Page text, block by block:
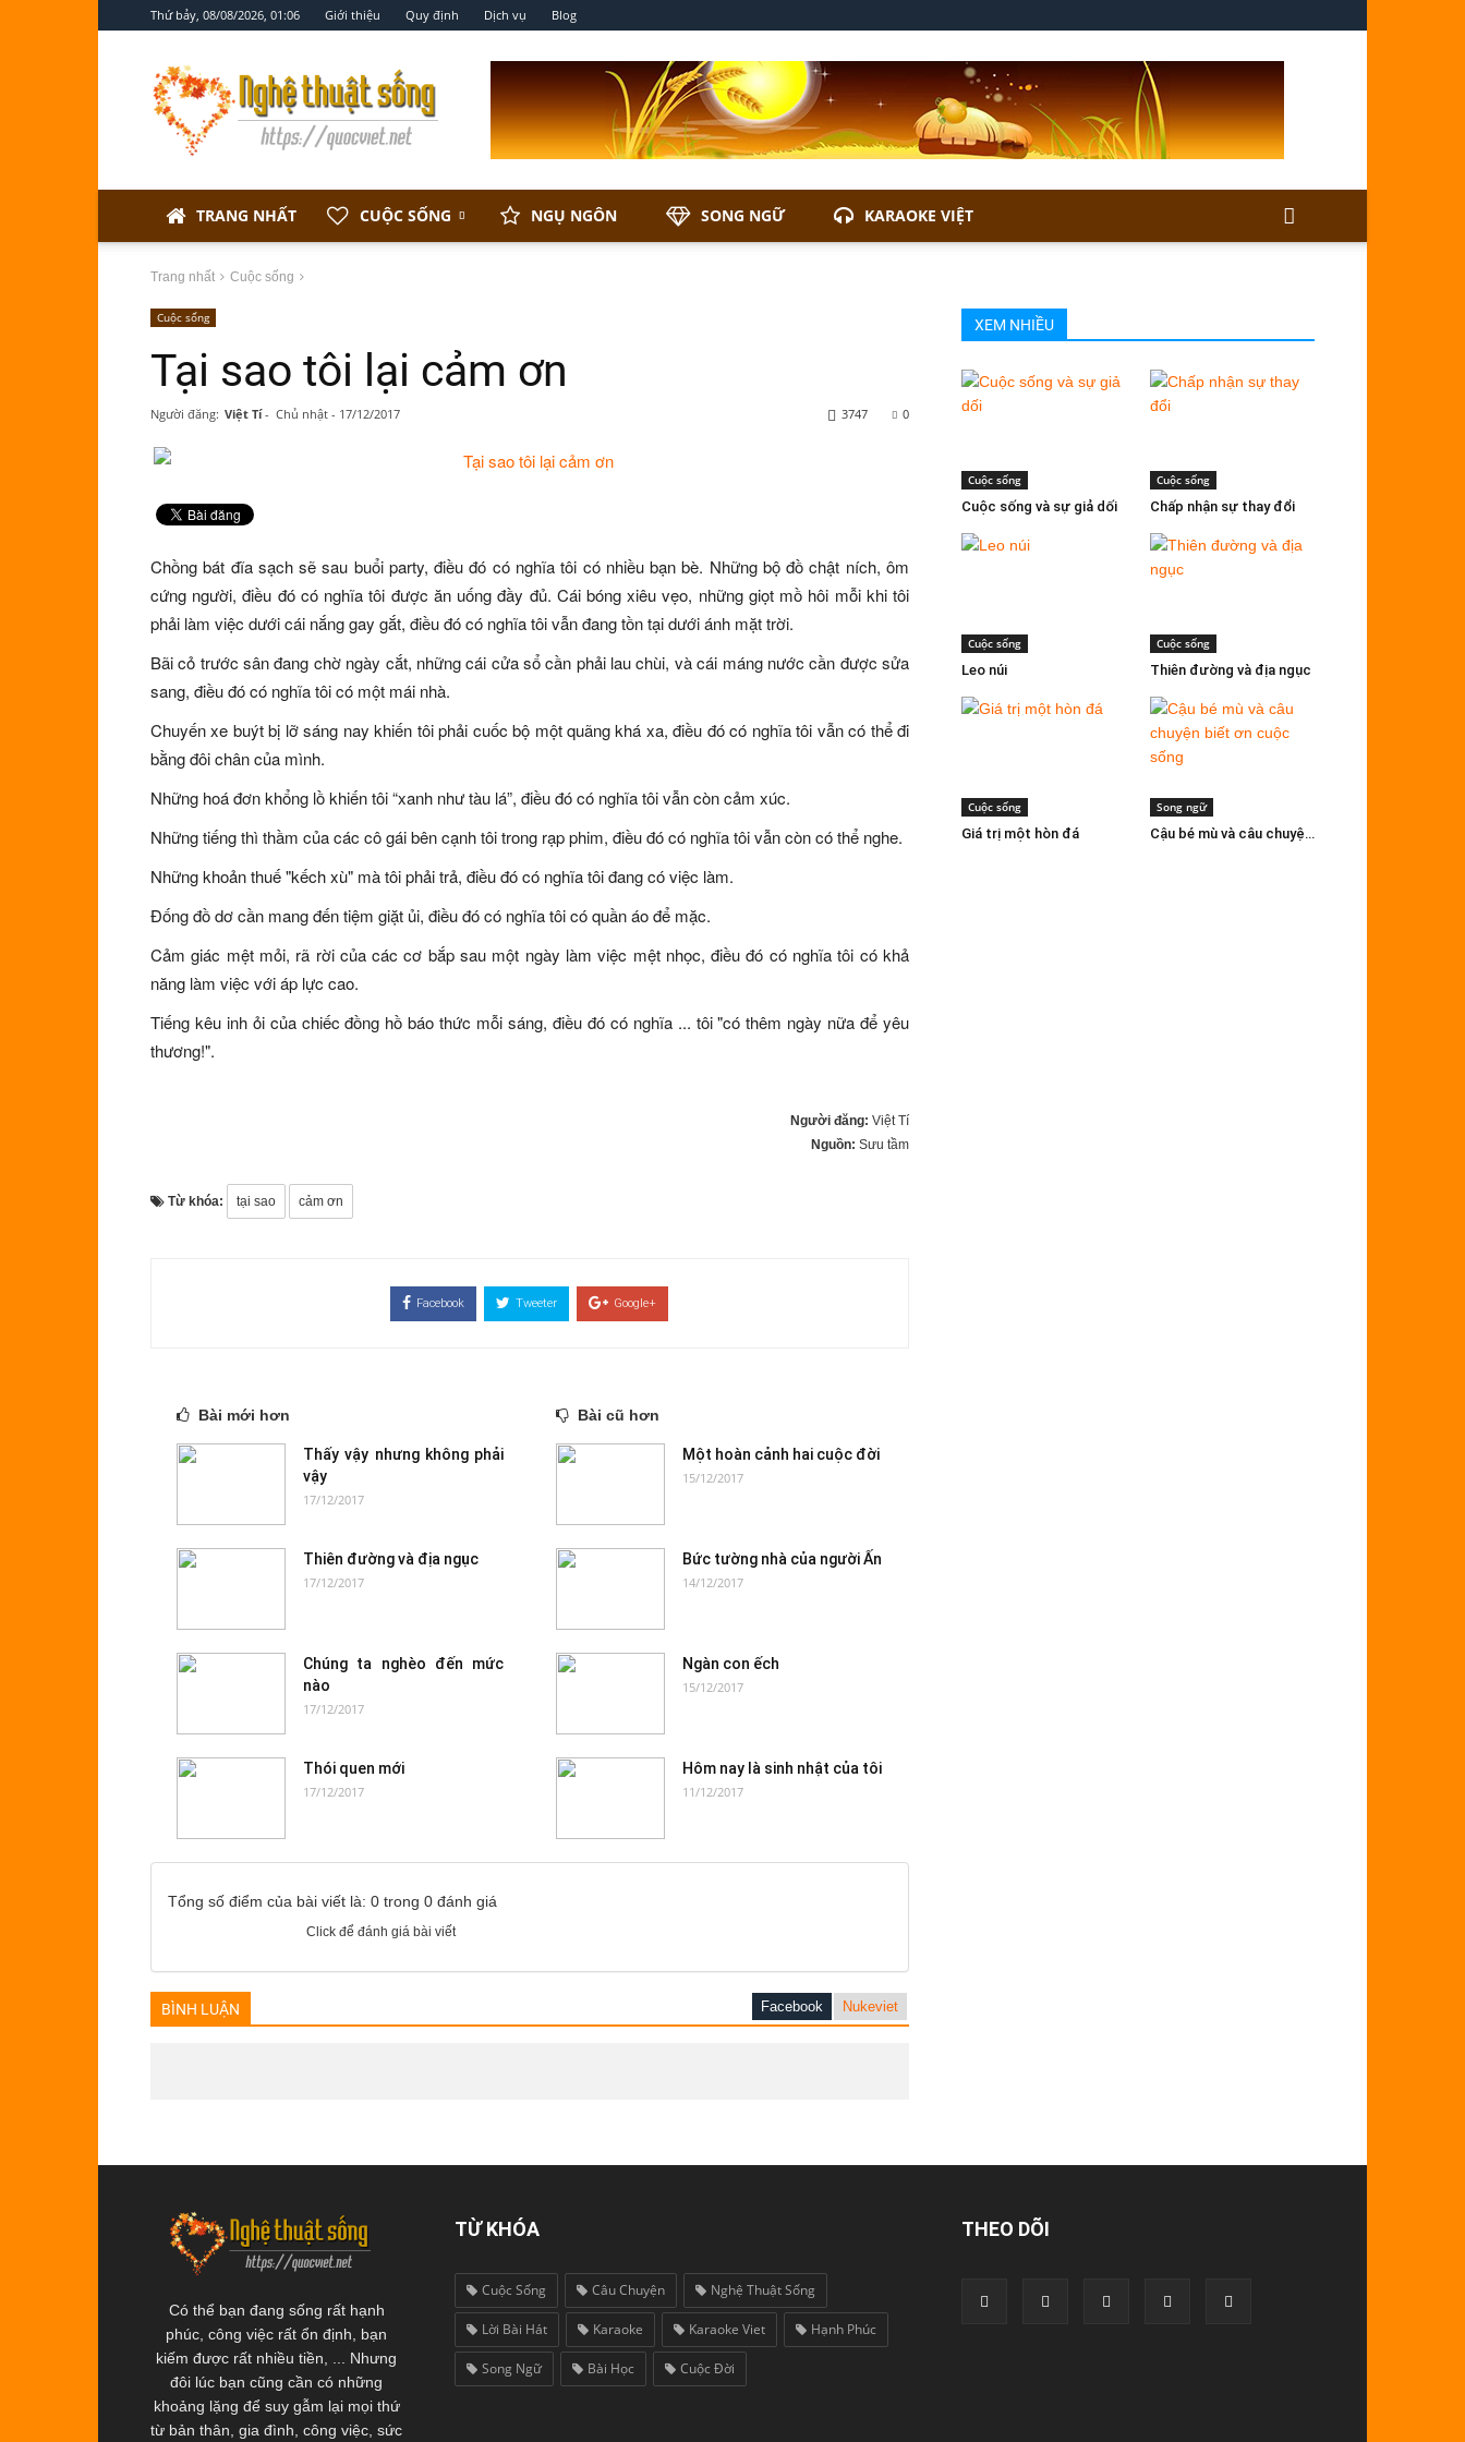
Thứ bảy, 08/08/2026, 01:06 Giới thiệu Quy định Dịch vụ Blog
Nghệ
thuật
sống
TRANG NHẤT CUỘC SỐNG NGỤ NGÔN SONG NGỮ KARAOKE VIỆT
Trang nhất Cuộc sống
Cuộc sống
Tại sao tôi lại cảm ơn
Người đăng: Việt Tí - Chủ nhật - 17/12/2017 0
3747
Chồng bát đĩa sạch sẽ sau buổi party, điều đó có nghĩa tôi có nhiều bạn bè. Những bộ đồ chật ních, ôm
cứng người, điều đó có nghĩa tôi được ăn uống đầy đủ. Cái bóng xiêu vẹo, những giọt mồ hôi mỗi khi tôi
phải làm việc dưới cái nắng gay gắt, điều đó có nghĩa tôi vẫn đang tồn tại dưới ánh mặt trời.
Bãi cỏ trước sân đang chờ ngày cắt, những cái cửa sổ cần phải lau chùi, và cái máng nước cần được sửa
sang, điều đó có nghĩa tôi có một mái nhà.
Chuyến xe buýt bị lỡ sáng nay khiến tôi phải cuốc bộ một quãng khá xa, điều đó có nghĩa tôi vẫn có thể đi
bằng đôi chân của mình.
Những hoá đơn khổng lồ khiến tôi “xanh như tàu lá”, điều đó có nghĩa tôi vẫn còn cảm xúc.
Những tiếng thì thầm của các cô gái bên cạnh tôi trong rạp phim, điều đó có nghĩa tôi vẫn còn có thể nghe.
Những khoản thuế "kếch xù" mà tôi phải trả, điều đó có nghĩa tôi đang có việc làm.
Đống đồ dơ cần mang đến tiệm giặt ủi, điều đó có nghĩa tôi có quần áo để mặc.
Cảm giác mệt mỏi, rã rời của các cơ bắp sau một ngày làm việc mệt nhọc, điều đó có nghĩa tôi có khả
năng làm việc với áp lực cao.
Tiếng kêu inh ỏi của chiếc đồng hồ báo thức mỗi sáng, điều đó có nghĩa ... tôi "có thêm ngày nữa để yêu
thương!".
Người đăng: Việt Tí
Nguồn: Sưu tầm
Từ khóa: tại sao cảm ơn
Facebook Tweeter Google+
Bài mới hơn
Thấy vậy nhưng không phải
vậy
17/12/2017
Thiên đường và địa ngục
17/12/2017
Chúng ta nghèo đến mức
nào
17/12/2017
Thói quen mới
17/12/2017
Bài cũ hơn
Một hoàn cảnh hai cuộc đời
15/12/2017
Bức tường nhà của người Ấn
14/12/2017
Ngàn con ếch
15/12/2017
Hôm nay là sinh nhật của tôi
11/12/2017
Tổng số điểm của bài viết là: 0 trong 0 đánh giá
Click để đánh giá bài viết
Facebook Nukeviet
BÌNH LUẬN
XEM NHIỀU
Cuộc sống
Cuộc sống và sự giả dối
Cuộc sống
Chấp nhận sự thay đổi
Cuộc sống
Leo núi
Cuộc sống
Thiên đường và địa ngục
Cuộc sống
Giá trị một hòn đá
Song ngữ
Cậu bé mù và câu chuyện biết ơn cuộc sống
Có thể bạn đang sống rất hạnh
phúc, công việc rất ổn định, bạn
kiếm được rất nhiều tiền, ... Nhưng
đôi lúc bạn cũng cần có những
khoảng lặng để suy gẫm lại mọi thứ
từ bản thân, gia đình, công việc, sức
TỪ KHÓA
Cuộc Sống Câu Chuyện Nghệ Thuật Sống
Lời Bài Hát Karaoke Karaoke Viet Hạnh Phúc
Song Ngữ Bài Học Cuộc Đời
THEO DÕI